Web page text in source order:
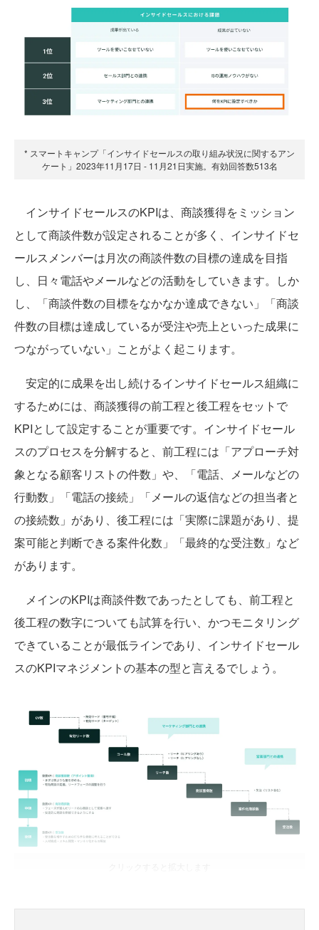
* スマートキャンプ「インサイドセールスの取り組み状況に関するアン
ケート」2023年11月17日 - 11月21日実施。有効回答数513名
インサイドセールスのKPIは、商談獲得をミッション
として商談件数が設定されることが多く、インサイドセ
ールスメンバーは月次の商談件数の目標の達成を目指
し、日々電話やメールなどの活動をしていきます。しか
し、「商談件数の目標をなかなか達成できない」「商談
件数の目標は達成しているが受注や売上といった成果に
つながっていない」ことがよく起こります。
安定的に成果を出し続けるインサイドセールス組織に
するためには、商談獲得の前工程と後工程をセットで
KPIとして設定することが重要です。インサイドセール
スのプロセスを分解すると、前工程には「アプローチ対
象となる顧客リストの件数」や、「電話、メールなどの
行動数」「電話の接続」「メールの返信などの担当者と
の接続数」があり、後工程には「実際に課題があり、提
案可能と判断できる案件化数」「最終的な受注数」など
があります。
メインのKPIは商談件数であったとしても、前工程と
後工程の数字についても試算を行い、かつモニタリング
できていることが最低ラインであり、インサイドセール
スのKPIマネジメントの基本の型と言えるでしょう。